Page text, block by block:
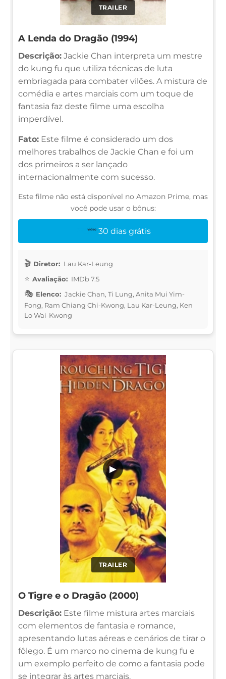
TRAILER
A Lenda do Dragão (1994)
Descrição: Jackie Chan interpreta um mestre
do kung fu que utiliza técnicas de luta
embriagada para combater vilões. A mistura de
comédia e artes marciais com um toque de
fantasia faz deste filme uma escolha
imperdível.
Fato: Este filme é considerado um dos
melhores trabalhos de Jackie Chan e foi um
dos primeiros a ser lançado
internacionalmente com sucesso.
Este filme não está disponível no Amazon Prime, mas
você pode usar o bônus:
30 dias grátis
Diretor: Lau Kar-Leung
Avaliação: IMDb 7.5
Elenco: Jackie Chan, Ti Lung, Anita Mui Yim-
Fong, Ram Chiang Chi-Kwong, Lau Kar-Leung, Ken
Lo Wai-Kwong
TRAILER
▶
O Tigre e o Dragão (2000)
Descrição: Este filme mistura artes marciais
com elementos de fantasia e romance,
apresentando lutas aéreas e cenários de tirar o
fôlego. É um marco no cinema de kung fu e
um exemplo perfeito de como a fantasia pode
se integrar às artes marciais.